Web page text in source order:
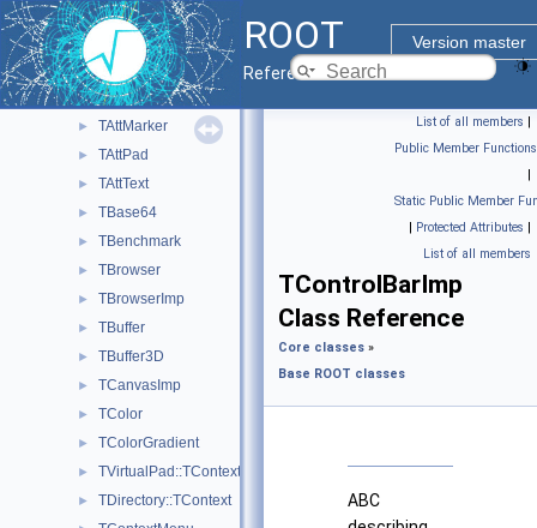
ROOT
Version master
Reference Guide
► TAttBBox
► TAttBBox2D
► TAttFill
► TAttLine
► TAttMarker
► TAttPad
► TAttText
► TBase64
► TBenchmark
► TBrowser
► TBrowserImp
► TBuffer
► TBuffer3D
► TCanvasImp
► TColor
► TColorGradient
► TVirtualPad::TContext
► TDirectory::TContext
List of all members |
Public Member Functions
|
Static Public Member
| Protected Attributes |
List of all members
TControlBarImp
Class Reference
Core classes »
Base ROOT classes
ABC